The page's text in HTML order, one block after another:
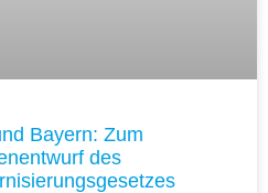
Bayern: Zum
des